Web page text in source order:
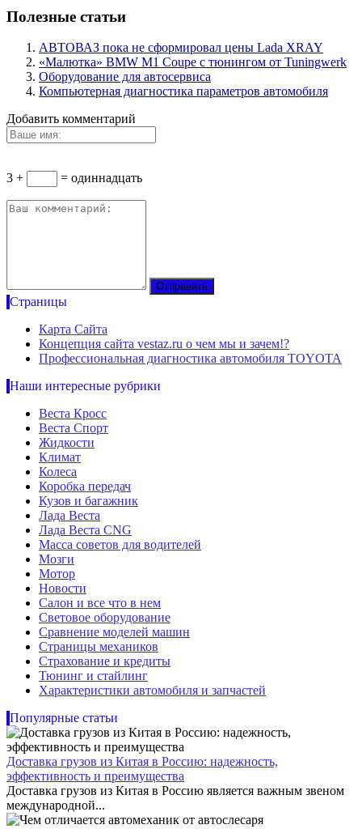
Полезные статьи
АВТОВАЗ пока не сформировал цены Lada XRAY
«Малютка» BMW M1 Coupe с тюнингом от Tuningwerk
Оборудование для автосервиса
Компьютерная диагностика параметров автомобиля
Добавить комментарий
3 + = одиннадцать
Страницы
Карта Сайта
Концепция сайта vestaz.ru о чем мы и зачем!?
Профессиональная диагностика автомобиля TOYOTA
Наши интересные рубрики
Веста Кросс
Веста Спорт
Жидкости
Климат
Колеса
Коробка передач
Кузов и багажник
Лада Веста
Лада Веста CNG
Масса советов для водителей
Мозги
Мотор
Новости
Салон и все что в нем
Световое оборудование
Сравнение моделей машин
Страницы механиков
Страхование и кредиты
Тюнинг и стайлинг
Характеристики автомобиля и запчастей
Популярные статьи
Доставка грузов из Китая в Россию: надежность,
эффективность и преимущества
Доставка грузов из Китая в Россию является важным звеном
международной...